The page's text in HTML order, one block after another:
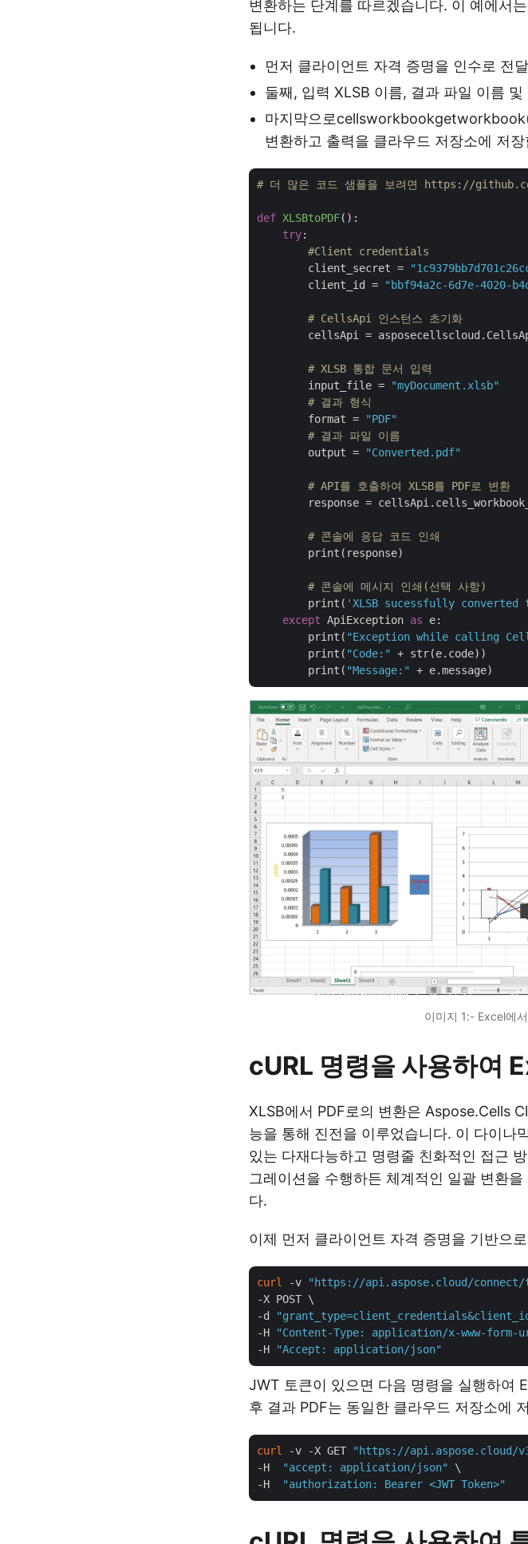
변환하는 단계를 따르겠습니다. 이 예에서
됩니다.
먼저 클라이언트 자격 증명을 인수로 전
둘째, 입력 XLSB 이름, 결과 파일 이름
마지막으로
변환하고 출력을 클라우드 저장소에 저
# 더 많은 코드 샘플을 보려면 https://
def XLSBtoPDF():
try:
#Client credentials
        client_secret =
        client_id =
"bbf94a2c-6d7e-4020-
# CellsApi 인스턴스 초기화
cellsApi =
# XLSB 통합 문서 입력
        input_file =
"myDocument.xlsb"
# 결과 형식
        format =
"PDF"
# 결과 파일 이름
        output =
"Converted.pdf"
# API를 호출하여 XLSB를 PDF로 변환
response =
# 콘솔에 응답 코드 인쇄
        print(response)
# 콘솔에 메시지 인쇄(선택 사항)
        print(
'XLSB sucessfully converted
except ApiException as e:
        print(
"Exception while calling
        print(
"Code:"
+ str(e.code))
        print(
"Message:"
이미지 1:- Excel에
cURL 명령을 사용하여
XLSB에서 PDF로의 변환은 Aspose.Cells
능을 통해 진전을 이루었습니다. 이 다이나
있는 다재다능하고 명령줄 친화적인 접근
그레이션을 수행하든 체계적인 일괄 변환
다.
이제 먼저 클라이언트 자격 증명을 기반으
curl -v "https://api.aspose.cloud/connect/
-X POST \
-d
-H
"Content-Type: application/x-www-form-
-H
"Accept: application/json"
JWT 토큰이 있으면 다음 명령을 실행하여
후 결과 PDF는 동일한 클라우드 저장소에
curl -v -X GET
"https://api.aspose.cloud/
-H
"accept: application/json"
\
-H
"authorization: Bearer <JWT Token>"